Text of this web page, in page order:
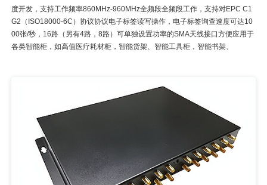
度开发，支持工作频率860MHz-960MHz全频段全频段工作，支持对EPC C1
G2（ISO18000-6C）协议协议电子标签读写操作，电子标签询查速度可达10
00张/秒，16路（另有4路，8路）可单独设置功率的SMA天线接口方便应用于
各类智能柜，如高值医疗耗材柜，智能货架、智能工具柜，智能书架、